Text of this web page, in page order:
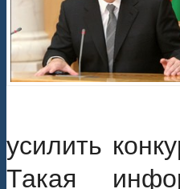
усилить
Такая